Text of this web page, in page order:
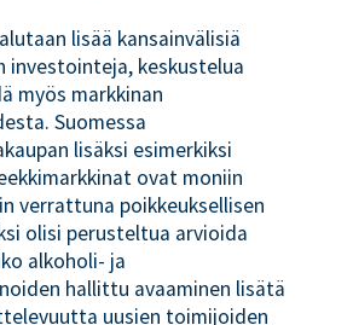
lisää kansainvälisiä
investointeja, keskustelua
myös markkinan
Suomessa
lisäksi esimerkiksi
ovat moniin
verrattuna poikkeuksellisen
olisi perusteltua arvioida
alkoholi- ja
hallittu avaaminen lisätä
uusien toimijoiden